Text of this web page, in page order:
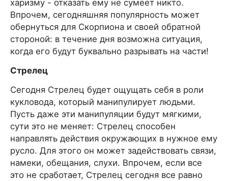
харизму - отказать ему не сумеет никто.
Впрочем, сегодняшняя популярность может
обернуться для Скорпиона и своей обратной
стороной: в течение дня возможна ситуация,
когда его будут буквально разрывать на части!
Стрелец
Сегодня Стрелец будет ощущать себя в роли
кукловода, который манипулирует людьми.
Пусть даже эти манипуляции будут мягкими,
сути это не меняет: Стрелец способен
направлять действия окружающих в нужное ему
русло. Для этого он может задействовать связи,
намеки, обещания, слухи. Впрочем, если все
это не сработает, Стрелец сегодня все равно